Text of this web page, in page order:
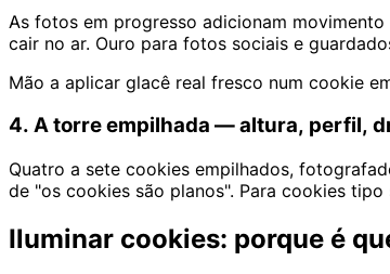
As fotos em progresso adicionam
cair no ar. Ouro para fotos sociais e
Mão a aplicar glacê real fresco num cookie
4. A torre empilhada — altura, perfil,
Quatro a sete cookies empilhados,
de "os cookies são planos". Para cookies
Iluminar cookies: porque é